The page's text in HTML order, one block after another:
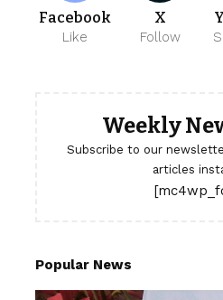
Facebook
Like
X
Follow
Weekly
Subscribe to our
articles
Popular News